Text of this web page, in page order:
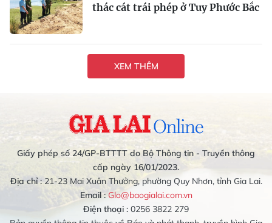
thác cát trái phép ở Tuy Phước Bắc
XEM THÊM
Giấy phép số 24/GP-BTTTT do Bộ Thông tin - Truyền thông
cấp ngày 16/01/2023.
Địa chỉ :21-23 Mai Xuân Thưởng, phường Quy Nhơn, tỉnh Gia Lai.
Email : Glo@baogialai.com.vn
Điện thoại : 0256 3822 279